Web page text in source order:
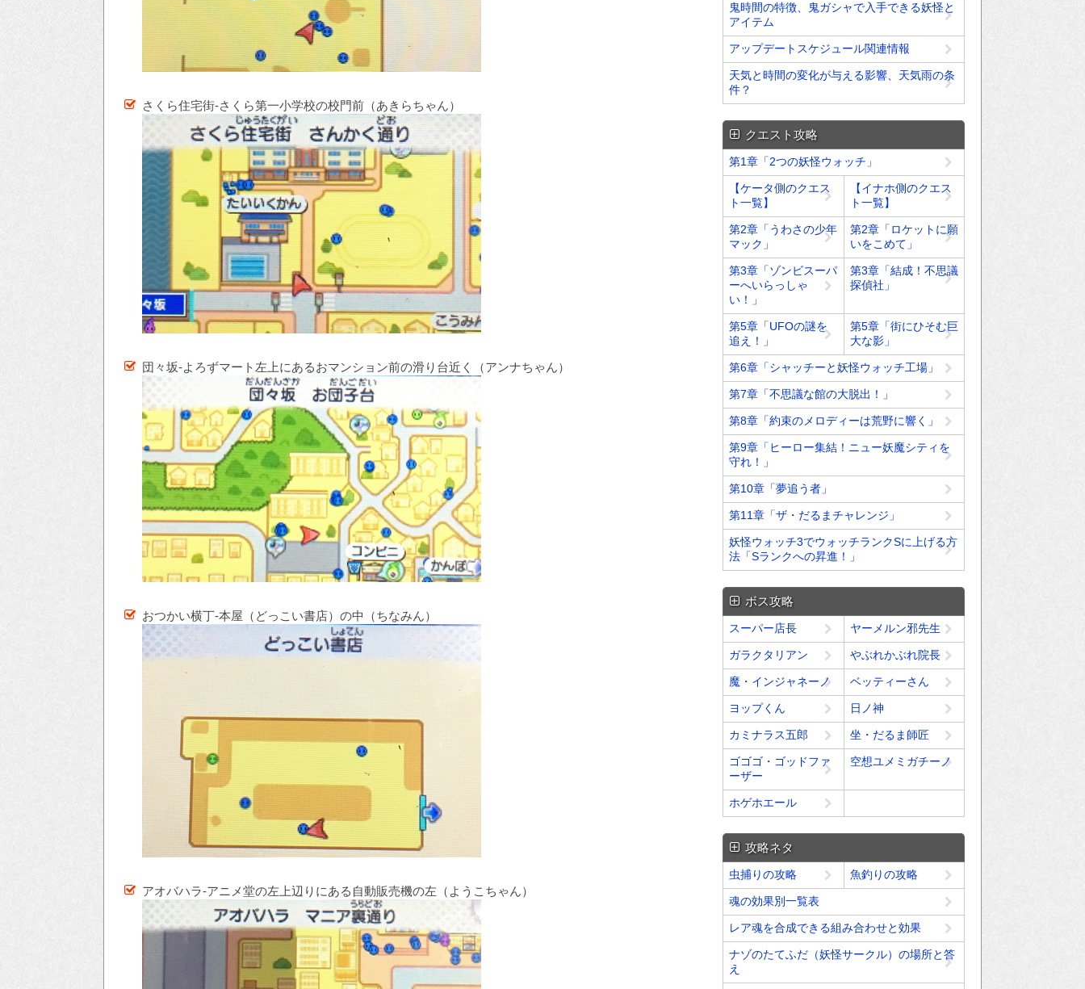
さくら住宅街-さくら第一小学校の校門前（あきらちゃん）
団々坂-よろずマート左上にあるおマンション前の滑り台近く（アンナちゃん）
おつかい横丁-本屋（どっこい書店）の中（ちなみん）
アオバハラ-アニメ堂の左上辺りにある自動販売機の左（ようこちゃん）
鬼時間の特徴、鬼ガシャで入手できる妖怪と
アイテム
アップデートスケジュール関連情報
天気と時間の変化が与える影響、天気雨の条
件？
クエスト攻略
第1章「2つの妖怪ウォッチ」
【ケータ側のクエス
ト一覧】
【イナホ側のクエス
ト一覧】
第2章「うわさの少年
マック」
第2章「ロケットに願
いをこめて」
第3章「ゾンビスーパ
ーへいらっしゃ
い！」
第3章「結成！不思議
探偵社」
第5章「UFOの謎を
追え！」
第5章「街にひそむ巨
大な影」
第6章「シャッチーと妖怪ウォッチ工場」
第7章「不思議な館の大脱出！」
第8章「約束のメロディーは荒野に響く」
第9章「ヒーロー集結！ニュー妖魔シティを
守れ！」
第10章「夢追う者」
第11章「ザ・だるまチャレンジ」
妖怪ウォッチ3でウォッチランクSに上げる方
法「Sランクへの昇進！」
ボス攻略
スーパー店長 ヤーメルン邪先生
ガラクタリアン やぶれかぶれ院長
魔・インジャネーノ ベッティーさん
ヨップくん 日ノ神
カミナラス五郎 坐・だるま師匠
ゴゴゴ・ゴッドファ
ーザー
空想ユメミガチーノ
ホゲホエール
攻略ネタ
虫捕りの攻略 魚釣りの攻略
魂の効果別一覧表
レア魂を合成できる組み合わせと効果
ナゾのたてふだ（妖怪サークル）の場所と答
え